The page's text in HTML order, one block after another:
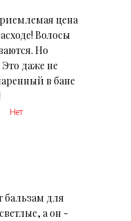
цена
Волосы
Но
Это даже не
в бане
Нет
бальзам для
а он -